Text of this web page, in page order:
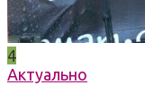
4
Актуально